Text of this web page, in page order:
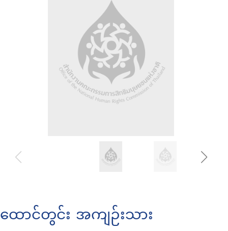
ထောင်တွင်း အကျဉ်းသား